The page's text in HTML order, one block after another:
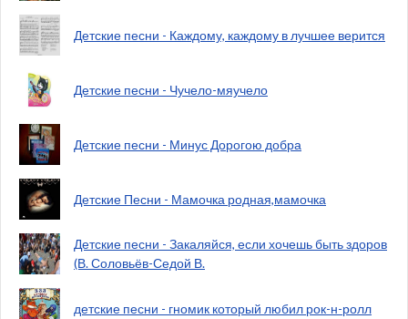
Детские песни - Каждому, каждому в лучшее верится
Детские песни - Чучело-мяучело
Детские песни - Минус Дорогою добра
Детские Песни - Мамочка родная,мамочка
Детские песни - Закаляйся, если хочешь быть здоров
(В. Соловьёв-Седой В.
детские песни - гномик который любил рок-н-ролл